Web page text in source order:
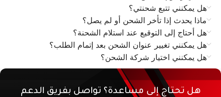
هل يمكنني تتبع شحنتي؟
ماذا يحدث إذا تأخر الشحن أو لم يصل؟
هل أحتاج إلى التوقيع عند استلام الشحنة؟
هل يمكنني تغيير عنوان الشحن بعد إتمام الطلب؟
هل يمكنني اختيار شركة الشحن؟
هل تحتاج إلى مساعدة؟ تواصل بفريق الدعم